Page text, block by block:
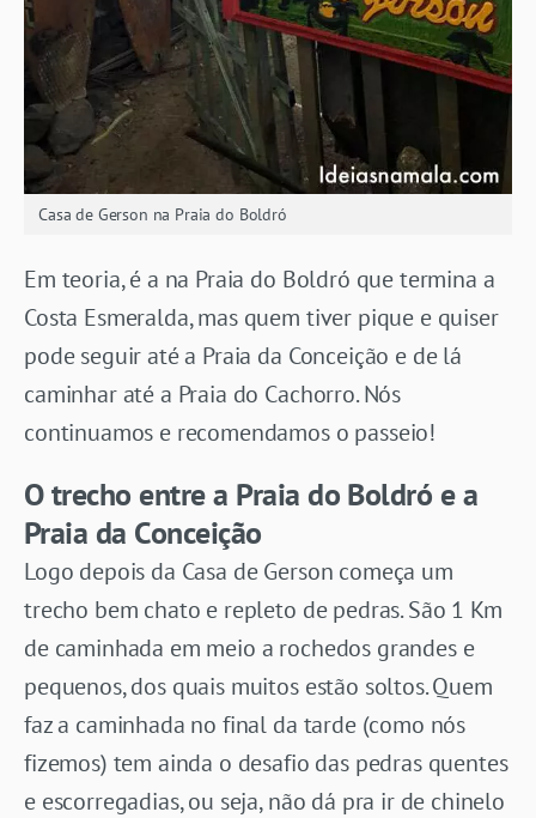
Casa de Gerson na Praia do Boldró
Em teoria, é a na Praia do Boldró que termina a
Costa Esmeralda, mas quem tiver pique e quiser
pode seguir até a Praia da Conceição e de lá
caminhar até a Praia do Cachorro. Nós
continuamos e recomendamos o passeio!
O trecho entre a Praia do Boldró e a
Praia da Conceição
Logo depois da Casa de Gerson começa um
trecho bem chato e repleto de pedras. São 1 Km
de caminhada em meio a rochedos grandes e
pequenos, dos quais muitos estão soltos. Quem
faz a caminhada no final da tarde (como nós
fizemos) tem ainda o desafio das pedras quentes
e escorregadias, ou seja, não dá pra ir de chinelo